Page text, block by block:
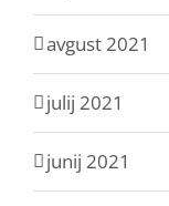
avgust 2021
julij 2021
junij 2021